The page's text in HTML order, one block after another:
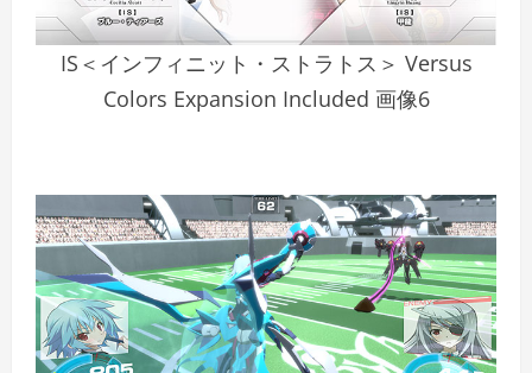
IS＜インフィニット・ストラトス＞ Versus
Colors Expansion Included 画像6